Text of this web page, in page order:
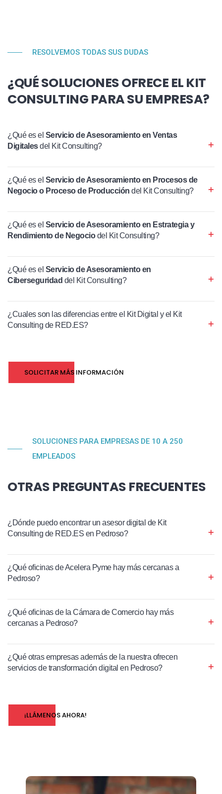
RESOLVEMOS TODAS SUS DUDAS
¿QUÉ SOLUCIONES OFRECE EL KIT
CONSULTING PARA SU EMPRESA?
¿Qué es el Servicio de Asesoramiento en Ventas
Digitalesdel Kit Consulting?
¿Qué es el Servicio de Asesoramiento en Procesos de
Negocio o Proceso de Producción del Kit Consulting?
¿Qué es el Servicio de Asesoramiento en Estrategia y
Rendimiento de Negociodel Kit Consulting?
¿Qué es el Servicio de Asesoramiento en
Ciberseguridad del Kit Consulting?
¿Cuales son las diferencias entre el Kit Digital y el Kit
Consulting de RED.ES?
SOLICITAR MÁS INFORMACIÓN
SOLUCIONES PARA EMPRESAS DE 10 A 250
EMPLEADOS
OTRAS PREGUNTAS FRECUENTES
¿Dónde puedo encontrar un asesor digital de Kit
Consulting de RED.ES en Pedroso?
¿Qué oficinas de Acelera Pyme hay más cercanas a
Pedroso?
¿Qué oficinas de la Cámara de Comercio hay más
cercanas a Pedroso?
¿Qué otras empresas además de la nuestra ofrecen
servicios de transformación digital en Pedroso?
¡LLÁMENOS AHORA!